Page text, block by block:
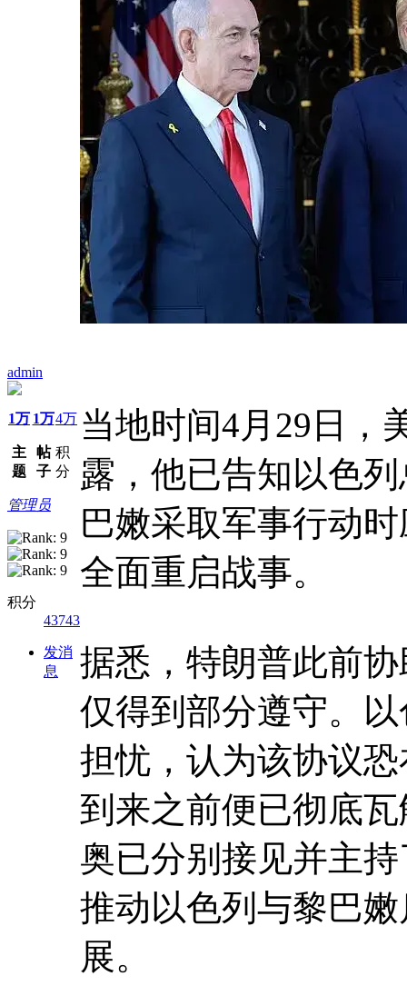
admin
1万
主
题
1万
帖
子
4万
积
分
管理员
积分
43743
发消
息
当地时间4月29日，
露，他已告知以色
巴嫩采取军事行动
全面重启战事。
据悉，特朗普此前
仅得到部分遵守。
担忧，认为该协议
到来之前便已彻底
奥已分别接见并主
推动以色列与黎巴
展。